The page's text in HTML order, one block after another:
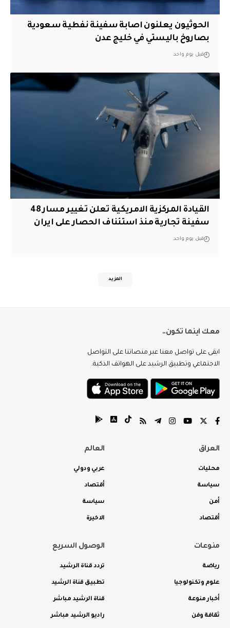
الحوثيون يعلنون اصابة سفينة نفطية سعودية
بصاروخ باليستي في خليج عدن
قبل يوم واحد
القيادة المركزية الامريكية تعلن تغيير مسار 48
سفينة تجارية منذ استئناف الحصار على ايران
قبل يوم واحد
المزيد
معك اينما تكون..
ابقى على تواصل معنا عبر منصاتنا على التواصل
الاجتماعي وتطبيق الرشيد على الهواتف الذكية.
العراق
محليات
سياسة
أمن
أقتصاد
العالم
عربي ودولي
أقتصاد
سياسة
الاخيرة
منوعات
رياضة
علوم وتكنولوجيا
أخبار منوعة
ثقافة وفن
الوصول السريع
تردد قناة الرشيد
تطبيق قناة الرشيد
قناة الرشيد مباشر
راديو الرشيد مباشر